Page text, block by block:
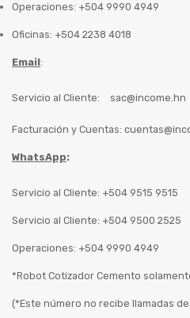
Operaciones: +504 9990 4949
Oficinas: +504 2238 4018
Email:
Servicio al Cliente: sac@income.hn
Facturación y Cuentas:
WhatsApp:
Servicio al Cliente: +504 9515 9515
Servicio al Cliente: +504 9500 2525
Operaciones: +504 9990 4949
*Robot Cotizador Cemento
(*Este número no recibe llamadas